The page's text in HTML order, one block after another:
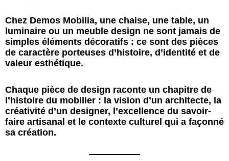
Chez Demos Mobilia, une chaise, une table, un
luminaire ou un meuble design ne sont jamais de
simples éléments décoratifs : ce sont des pièces
de caractère porteuses d’histoire, d’identité et de
valeur esthétique.
Chaque pièce de design raconte un chapitre de
l’histoire du mobilier : la vision d’un architecte, la
créativité d’un designer, l’excellence du savoir-
faire artisanal et le contexte culturel qui a façonné
sa création.